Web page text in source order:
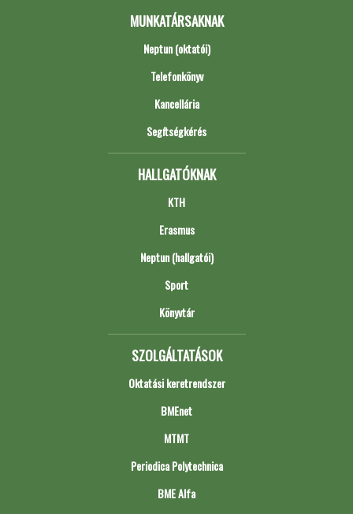
MUNKATÁRSAKNAK
Neptun (oktatói)
Telefonkönyv
Kancellária
Segítségkérés
HALLGATÓKNAK
KTH
Erasmus
Neptun (hallgatói)
Sport
Könyvtár
SZOLGÁLTATÁSOK
Oktatási keretrendszer
BMEnet
MTMT
Periodica Polytechnica
BME Alfa